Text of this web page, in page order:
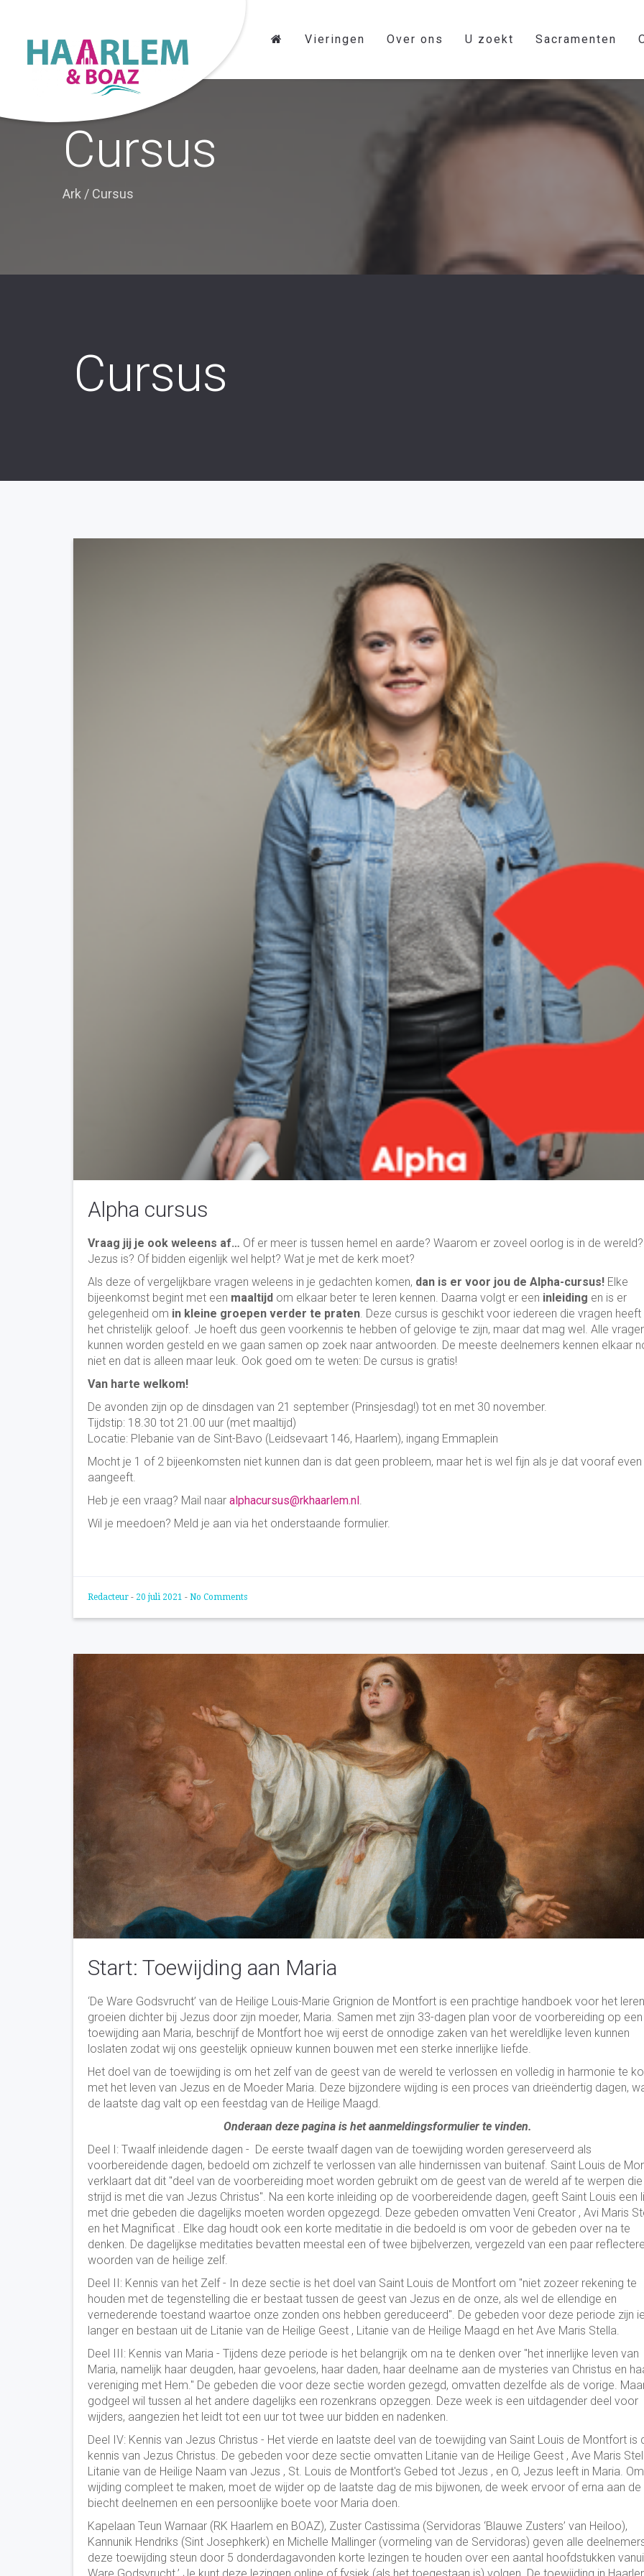
Vieringen Over ons U zoekt Sacramenten
Cursus
Ark / Cursus
Cursus
Alpha cursus
Vraag jij je ook weleens af… Of er meer is tussen hemel en aarde? Waarom er zoveel oorlog is in de
Jezus is? Of bidden eigenlijk wel helpt? Wat je met de kerk moet?
Als deze of vergelijkbare vragen weleens in je gedachten komen, dan is er voor jou de Alpha-cursus! Elke
bijeenkomst begint met een maaltijd om elkaar beter te leren kennen. Daarna volgt er een inleiding en is er
gelegenheid om in kleine groepen verder te praten. Deze cursus is geschikt voor iedereen die vragen
het christelijk geloof. Je hoeft dus geen voorkennis te hebben of gelovige te zijn, maar dat mag wel. Alle
kunnen worden gesteld en we gaan samen op zoek naar antwoorden. De meeste deelnemers kennen elkaar
niet en dat is alleen maar leuk. Ook goed om te weten: De cursus is gratis!
Van harte welkom!
De avonden zijn op de dinsdagen van 21 september (Prinsjesdag!) tot en met 30 november.
Tijdstip: 18.30 tot 21.00 uur (met maaltijd)
Locatie: Plebanie van de Sint-Bavo (Leidsevaart 146, Haarlem), ingang Emmaplein
Mocht je 1 of 2 bijeenkomsten niet kunnen dan is dat geen probleem, maar het is wel fijn als je dat vooraf even
aangeeft.
Heb je een vraag? Mail naar alphacursus@rkhaarlem.nl .
Wil je meedoen? Meld je aan via het onderstaande formulier.
Redacteur - 20 juli 2021 - No Comments
Start: Toewijding aan Maria
‘De Ware Godsvrucht’ van de Heilige Louis-Marie Grignion de Montfort is een prachtige handboek voor het leren
groeien dichter bij Jezus door zijn moeder, Maria. Samen met zijn 33-dagen plan voor de voorbereiding op een
toewijding aan Maria, beschrijf de Montfort hoe wij eerst de onnodige zaken van het wereldlijke leven kunnen
loslaten zodat wij ons geestelijk opnieuw kunnen bouwen met een sterke innerlijke liefde.
Het doel van de toewijding is om het zelf van de geest van de wereld te verlossen en volledig in harmonie te
met het leven van Jezus en de Moeder Maria. Deze bijzondere wijding is een proces van drieëndertig dagen,
de laatste dag valt op een feestdag van de Heilige Maagd.
Onderaan deze pagina is het aanmeldingsformulier te vinden.
Deel I: Twaalf inleidende dagen - De eerste twaalf dagen van de toewijding worden gereserveerd als
voorbereidende dagen, bedoeld om zichzelf te verlossen van alle hindernissen van buitenaf. Saint Louis de
verklaart dat dit "deel van de voorbereiding moet worden gebruikt om de geest van de wereld af te werpen die
strijd is met die van Jezus Christus". Na een korte inleiding op de voorbereidende dagen, geeft Saint Louis een
met drie gebeden die dagelijks moeten worden opgezegd. Deze gebeden omvatten Veni Creator , Avi Maris
en het Magnificat . Elke dag houdt ook een korte meditatie in die bedoeld is om voor de gebeden over na te
denken. De dagelijkse meditaties bevatten meestal een of twee bijbelverzen, vergezeld van een paar
woorden van de heilige zelf.
Deel II: Kennis van het Zelf - In deze sectie is het doel van Saint Louis de Montfort om "niet zozeer rekening te
houden met de tegenstelling die er bestaat tussen de geest van Jezus en de onze, als wel de ellendige en
vernederende toestand waartoe onze zonden ons hebben gereduceerd". De gebeden voor deze periode zijn
langer en bestaan ​​uit de Litanie van de Heilige Geest , Litanie van de Heilige Maagd en het Ave Maris Stella.
Deel III: Kennis van Maria - Tijdens deze periode is het belangrijk om na te denken over "het innerlijke leven van
Maria, namelijk haar deugden, haar gevoelens, haar daden, haar deelname aan de mysteries van Christus en
vereniging met Hem." De gebeden die voor deze sectie worden gezegd, omvatten dezelfde als de vorige.
godgeel wil tussen al het andere dagelijks een rozenkrans opzeggen. Deze week is een uitdagender deel voor
wijders, aangezien het leidt tot een uur tot twee uur bidden en nadenken.
Deel IV: Kennis van Jezus Christus - Het vierde en laatste deel van de toewijding van Saint Louis de Montfort is
kennis van Jezus Christus. De gebeden voor deze sectie omvatten Litanie van de Heilige Geest , Ave Maris
Litanie van de Heilige Naam van Jezus , St. Louis de Montfort's Gebed tot Jezus , en O, Jezus leeft in Maria.
wijding compleet te maken, moet de wijder op de laatste dag de mis bijwonen, de week ervoor of erna aan de
biecht deelnemen en een persoonlijke boete voor Maria doen.
Kapelaan Teun Warnaar (RK Haarlem en BOAZ), Zuster Castissima (Servidoras ‘Blauwe Zusters’ van Heiloo),
Kannunik Hendriks (Sint Josephkerk) en Michelle Mallinger (vormeling van de Servidoras) geven alle
deze toewijding steun door 5 donderdagavonden korte lezingen te houden over een aantal hoofdstukken